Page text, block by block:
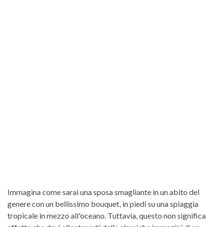
Immagina come sarai una sposa smagliante in un abito del
genere con un bellissimo bouquet, in piedi su una spiaggia
tropicale in mezzo all'oceano. Tuttavia, questo non significa